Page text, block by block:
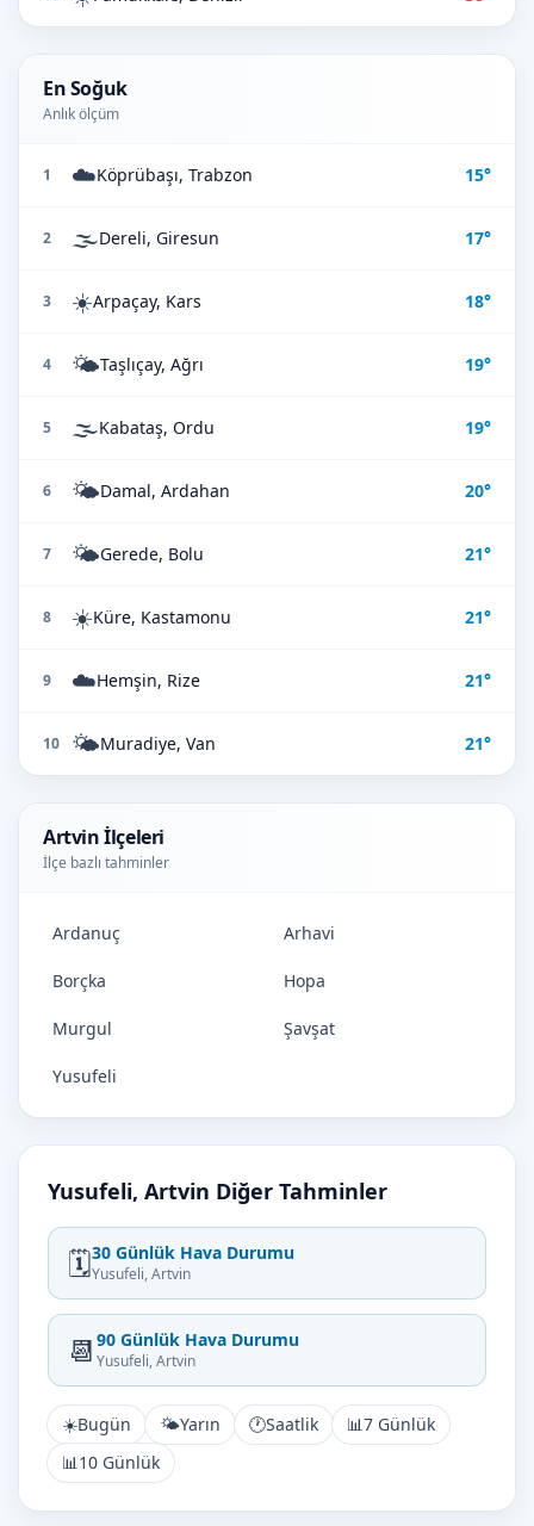
En Soğuk
Anlık ölçüm
1 ☁️Köprübaşı, Trabzon 15°
2 🌫️Dereli, Giresun 17°
3 ☀️Arpaçay, Kars 18°
4 🌤️Taşlıçay, Ağrı 19°
5 🌫️Kabataş, Ordu 19°
6 🌤️Damal, Ardahan 20°
7 🌤️Gerede, Bolu 21°
8 ☀️Küre, Kastamonu 21°
9 ☁️Hemşin, Rize 21°
10 🌤️Muradiye, Van 21°
Artvin İlçeleri
İlçe bazlı tahminler
Ardanuç Arhavi
Borçka Hopa
Murgul Şavşat
Yusufeli
Yusufeli, Artvin Diğer Tahminler
🗓️30 Günlük Hava Durumu
Yusufeli, Artvin
📆 90 Günlük Hava Durumu
Yusufeli, Artvin
☀️Bugün 🌤️Yarın 🕐Saatlik 📊7 Günlük
📊10 Günlük